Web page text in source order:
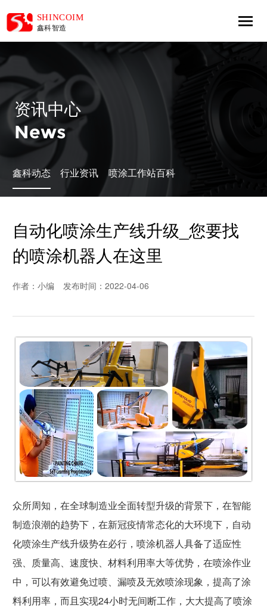
资讯中心
News
鑫科动态 行业资讯 喷涂工作站百科
自动化喷涂生产线升级_您要找
的喷涂机器人在这里
作者：小编 发布时间：2022-04-06
众所周知，在全球制造业全面转型升级的背景下，在智能
制造浪潮的趋势下，在新冠疫情常态化的大环境下，自动
化喷涂生产线升级势在必行，喷涂机器人具备了适应性
强、质量高、速度快、材料利用率大等优势，在喷涂作业
中，可以有效避免过喷、漏喷及无效喷涂现象，提高了涂
料利用率，而且实现24小时无间断工作，大大提高了喷涂